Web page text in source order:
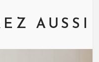
AUSSI